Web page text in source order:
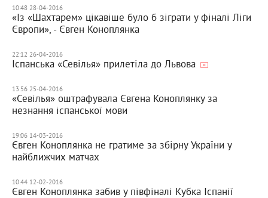
10:48 28-04-2016
«Із «Шахтарем» цікавіше було б зіграти у фіналі Ліги
Європи», - Євген Коноплянка
22:12 26-04-2016
Іспанська «Севілья» прилетіла до Львова
13:56 25-04-2016
«Севілья» оштрафувала Євгена Коноплянку за
незнання іспанської мови
19:06 14-03-2016
Євген Коноплянка не гратиме за збірну України у
найближчих матчах
10:44 12-02-2016
Євген Коноплянка забив у півфіналі Кубка Іспанії